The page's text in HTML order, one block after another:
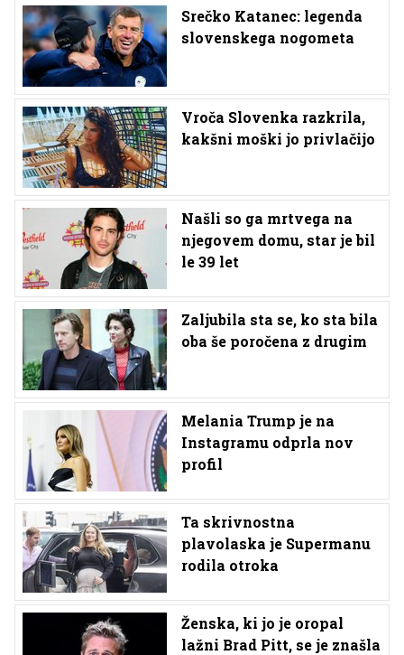
Srečko Katanec: legenda
slovenskega nogometa
Vroča Slovenka razkrila,
kakšni moški jo privlačijo
Našli so ga mrtvega na
njegovem domu, star je bil
le 39 let
Zaljubila sta se, ko sta bila
oba še poročena z drugim
Melania Trump je na
Instagramu odprla nov
profil
Ta skrivnostna
plavolaska je Supermanu
rodila otroka
Ženska, ki jo je oropal
lažni Brad Pitt, se je znašla